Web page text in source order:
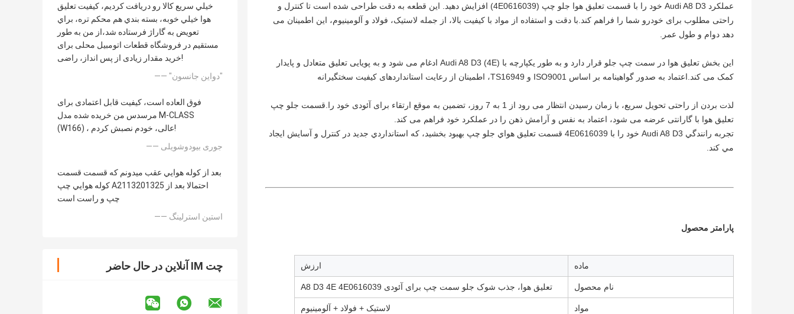
خيلي سريع کالا رو دریافت کرديم، کيفيت تعليق
هوا خيلي خوبه، بسته بندي هم محکم تره، براي
تعويض به گاراژ فرستاده شد،از من به طور
مستقیم در فروشگاه قطعات اتومبیل محلی برای
خرید مقدار زیادی از پس انداز، راضی!
—— "دواين جانسون"
فوق العاده است، کیفیت قابل اعتمادی برای
مرسدس من خریده شده مدل M-CLASS
(W166) ، عالی، خودم نصبش کردم!
—— جوری بیودوشویلی
بعد از کوله هوايي عقب ميدونم که قسمت قسمت
کوله هوايي چپ A2113201325 احتمالا بعد از
چپ و راست است
—— استین استرلینگ
چت IM آنلاین در حال حاضر
عملکرد Audi A8 D3 خود را با قسمت تعلیق هوا جلو چپ (4E0616039) افزایش دهید. این قطعه به دقت طراحی شده است تا کنترل و
راحتی مطلوب برای خودرو شما را فراهم کند.با دقت و استفاده از مواد با کیفیت بالا، از جمله لاستیک، فولاد و آلومینیوم، این اطمینان می
دهد دوام و طول عمر.
این بخش تعلیق هوا در سمت چپ جلو قرار دارد و به طور یکپارچه با Audi A8 D3 (4E) ادغام می شود و به پویایی تعلیق متعادل و پایدار
کمک می کند.اعتماد به صدور گواهینامه بر اساس ISO9001 و TS16949، اطمینان از رعایت استانداردهای کیفیت سختگیرانه
لذت بردن از راحتی تحویل سریع، با زمان رسیدن انتظار می رود از 1 به 7 روز، تضمین به موقع ارتقاء برای آئودی خود را.قسمت جلو چپ
تعلیق هوا با گارانتی عرضه می شود، اعتماد به نفس و آرامش ذهن را در عملکرد خود فراهم می کند.
تجربه رانندگي Audi A8 D3 خود را با 4E0616039 قسمت تعليق هواي جلو چپ بهبود بخشيد، که استانداردي جديد در کنترل و آسايش ایجاد
مي کند.
پارامتر محصول
ماده ارزش
نام محصول تعلیق هوا، جذب شوک جلو سمت چپ برای آئودی A8 D3 4E 4E0616039
مواد لاستیک + فولاد + آلومینیوم